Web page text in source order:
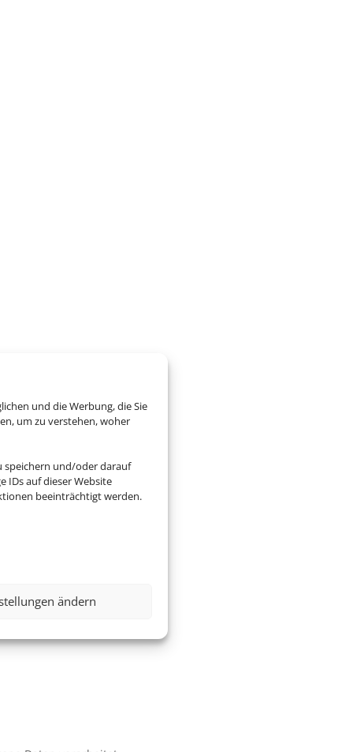
und die Werbung, die Sie
um zu verstehen, woher
speichern und/oder darauf
IDs auf dieser Website
beeinträchtigt werden.
ändern